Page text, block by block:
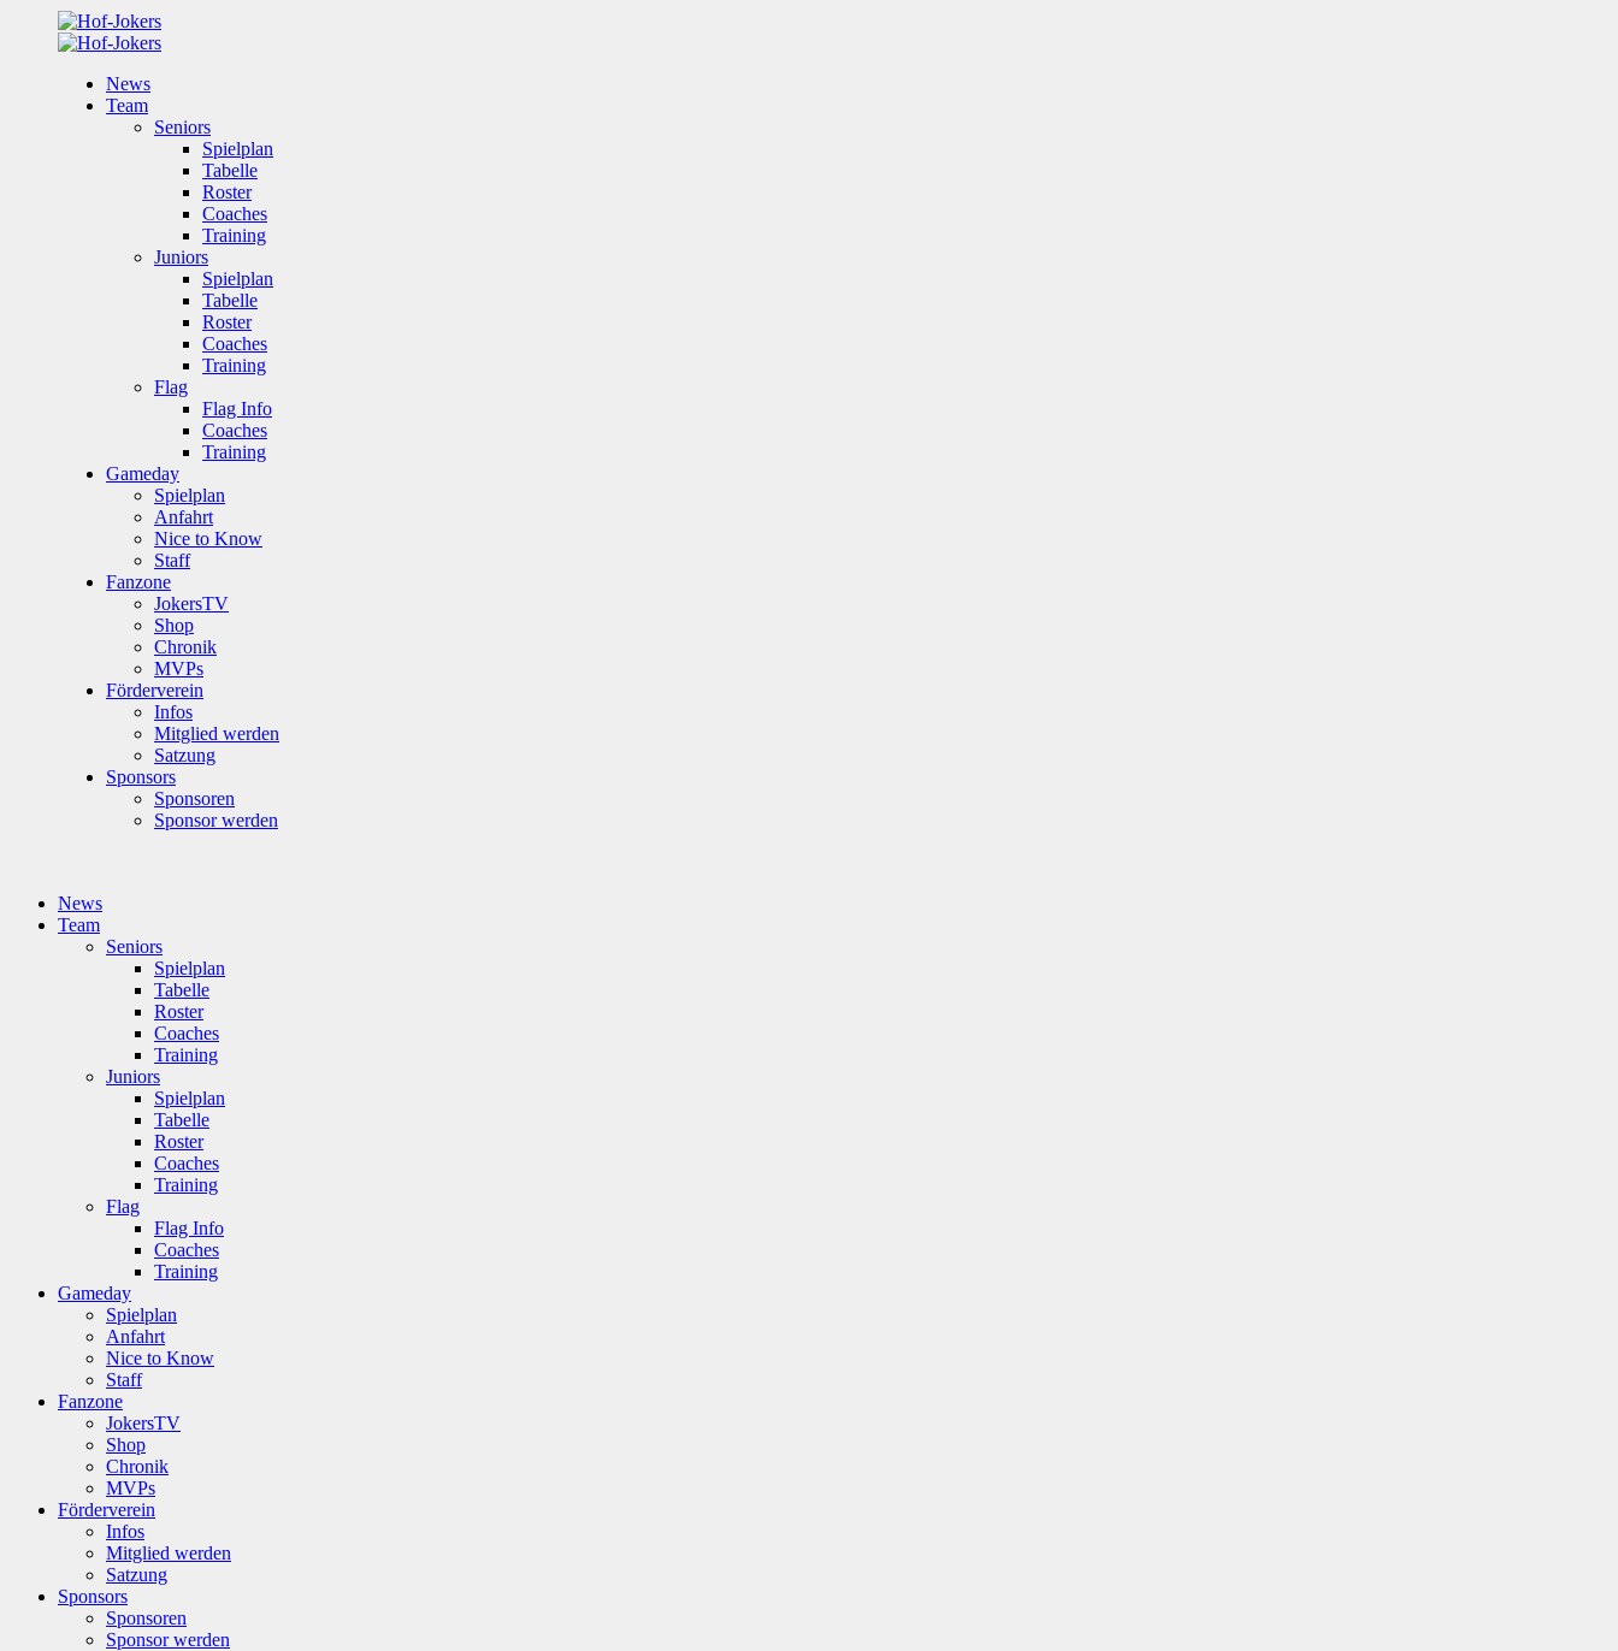
News
Team
Seniors
Spielplan
Tabelle
Roster
Coaches
Training
Juniors
Spielplan
Tabelle
Roster
Coaches
Training
Flag
Flag Info
Coaches
Training
Gameday
Spielplan
Anfahrt
Nice to Know
Staff
Fanzone
JokersTV
Shop
Chronik
MVPs
Förderverein
Infos
Mitglied werden
Satzung
Sponsors
Sponsoren
Sponsor werden
News
Team
Seniors
Spielplan
Tabelle
Roster
Coaches
Training
Juniors
Spielplan
Tabelle
Roster
Coaches
Training
Flag
Flag Info
Coaches
Training
Gameday
Spielplan
Anfahrt
Nice to Know
Staff
Fanzone
JokersTV
Shop
Chronik
MVPs
Förderverein
Infos
Mitglied werden
Satzung
Sponsors
Sponsoren
Sponsor werden